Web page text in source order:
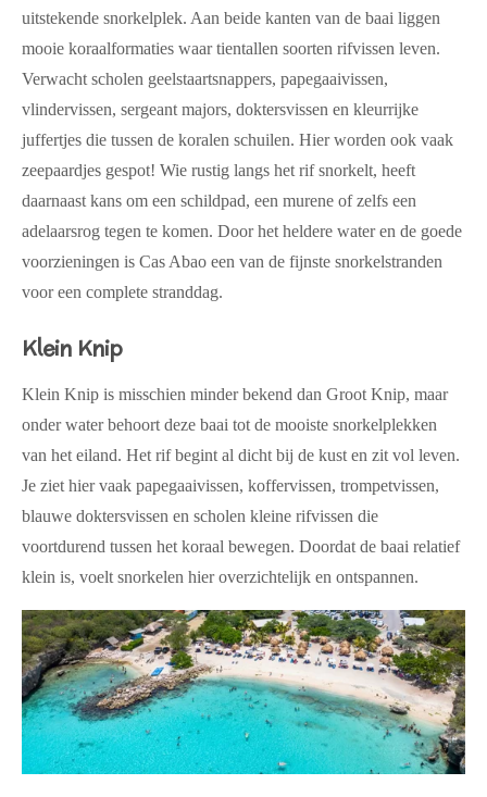
uitstekende snorkelplek. Aan beide kanten van de baai liggen
mooie koraalformaties waar tientallen soorten rifvissen leven.
Verwacht scholen geelstaartsnappers, papegaaivissen,
vlindervissen, sergeant majors, doktersvissen en kleurrijke
juffertjes die tussen de koralen schuilen. Hier worden ook vaak
zeepaardjes gespot! Wie rustig langs het rif snorkelt, heeft
daarnaast kans om een schildpad, een murene of zelfs een
adelaarsrog tegen te komen. Door het heldere water en de goede
voorzieningen is Cas Abao een van de fijnste snorkelstranden
voor een complete stranddag.
Klein Knip
Klein Knip is misschien minder bekend dan Groot Knip, maar
onder water behoort deze baai tot de mooiste snorkelplekken
van het eiland. Het rif begint al dicht bij de kust en zit vol leven.
Je ziet hier vaak papegaaivissen, koffervissen, trompetvissen,
blauwe doktersvissen en scholen kleine rifvissen die
voortdurend tussen het koraal bewegen. Doordat de baai relatief
klein is, voelt snorkelen hier overzichtelijk en ontspannen.